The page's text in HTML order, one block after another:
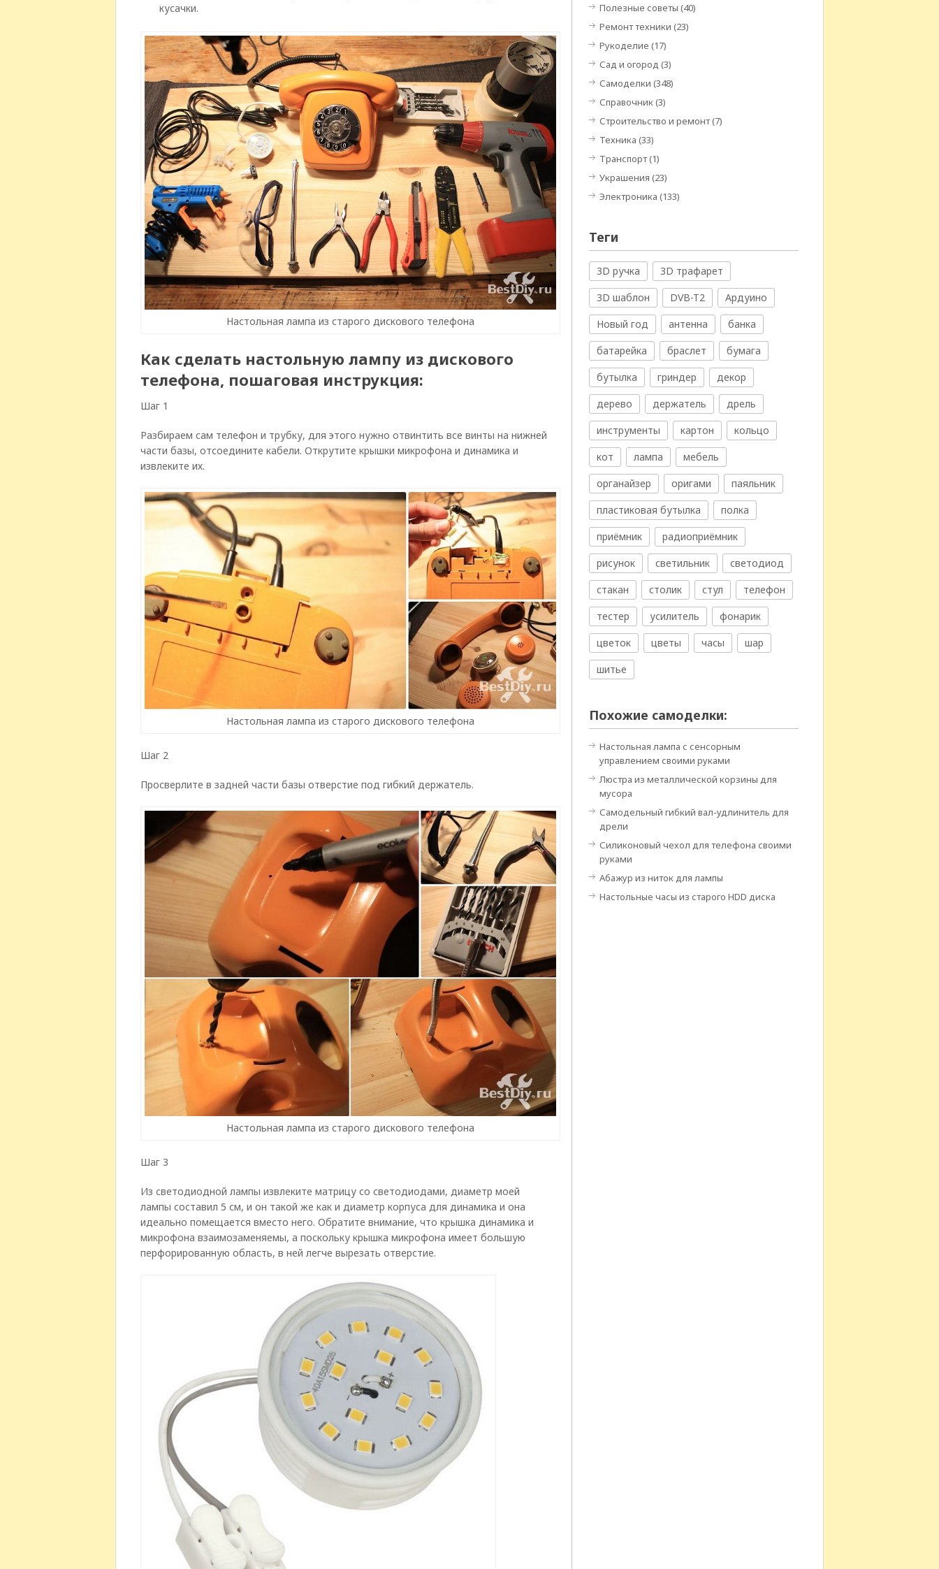
кусачки.
Настольная лампа из старого дискового телефона
Как сделать настольную лампу из дискового
телефона, пошаговая инструкция:
Шаг 1
Разбираем сам телефон и трубку, для этого нужно отвинтить все винты на нижней
части базы, отсоедините кабели. Открутите крышки микрофона и динамика и
извлеките их.
Настольная лампа из старого дискового телефона
Шаг 2
Просверлите в задней части базы отверстие под гибкий держатель.
Настольная лампа из старого дискового телефона
Шаг 3
Из светодиодной лампы извлеките матрицу со светодиодами, диаметр моей
лампы составил 5 см, и он такой же как и диаметр корпуса для динамика и она
идеально помещается вместо него. Обратите внимание, что крышка динамика и
микрофона взаимозаменяемы, а поскольку крышка микрофона имеет большую
перфорированную область, в ней легче вырезать отверстие.
Полезные советы (40)
Ремонт техники (23)
Рукоделие (17)
Сад и огород (3)
Самоделки (348)
Справочник(3)
Строительство и ремонт(7)
Техника (33)
Транспорт(1)
Украшения (23)
Электроника (133)
Теги
3D ручка
3D трафарет
3D шаблон
DVB-T2
Ардуино
Новый год
антенна
банка
батарейка
браслет
бумага
бутылка
гриндер
декор
дерево
держатель
дрель
инструменты
картон
кольцо
кот
лампа
мебель
органайзер
оригами
паяльник
пластиковая бутылка
полка
приёмник
радиоприёмник
рисунок
светильник
светодиод
стакан
столик стул
телефон
тестер
усилитель
фонарик
цветок
цветы часы
шар
шитье
Похожие самоделки:
Настольная лампа с сенсорным
управлением своими руками
Люстра из металлической корзины для
мусора
Самодельный гибкий вал-удлинитель для
дрели
Силиконовый чехол для телефона своими
руками
Абажур из ниток для лампы
Настольные часы из старого HDD диска